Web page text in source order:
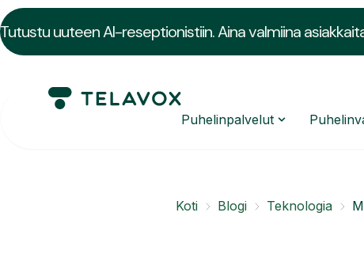
Tutustu uuteen AI-reseptionistiin. Aina valmiina
Puhelinpalvelut
Koti Blogi Teknologia